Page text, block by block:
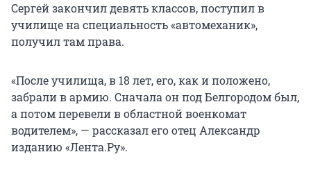
Сергей закончил девять классов, поступил в
училище на специальность «автомеханик»,
получил там права.
«После училища, в 18 лет, его, как и положено,
забрали в армию. Сначала он под Белгородом был,
а потом перевели в областной военкомат
водителем», — рассказал его отец Александр
изданию «Лента.Ру».